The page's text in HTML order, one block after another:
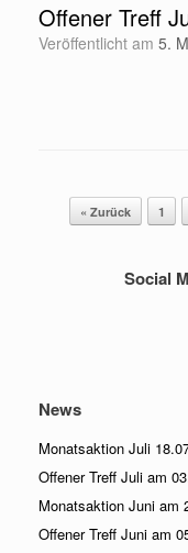
Offener Treff
Veröffentlicht am 5.
Beitragsnavigation
« Zurück 1
Social
News
Monatsaktion Juli
Offener Treff Juli am
Monatsaktion Juni am
Offener Treff Juni am